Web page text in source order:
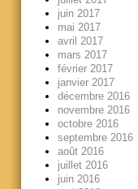
juin 2017
mai 2017
avril 2017
mars 2017
février 2017
janvier 2017
décembre 2016
novembre 2016
octobre 2016
septembre 2016
août 2016
juillet 2016
juin 2016